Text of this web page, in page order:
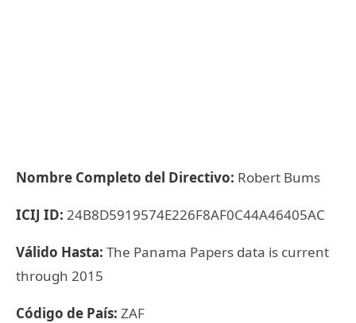
Nombre Completo del Directivo: Robert Bums
ICIJ ID: 24B8D5919574E226F8AF0C44A46405AC
Válido Hasta: The Panama Papers data is current
through 2015
Código de País: ZAF